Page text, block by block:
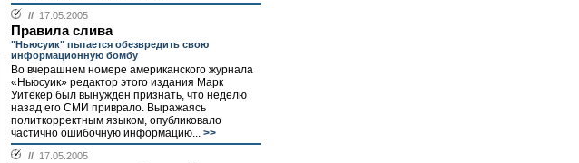
// 17.05.2005
Правила слива
"Ньюсуик" пытается обезвредить свою
информационную бомбу
Во вчерашнем номере американского журнала
«Ньюсуик» редактор этого издания Марк
Уитекер был вынужден признать, что неделю
назад его СМИ приврало. Выражаясь
политкорректным языком, опубликовало
частично ошибочную информацию... >>
// 17.05.2005